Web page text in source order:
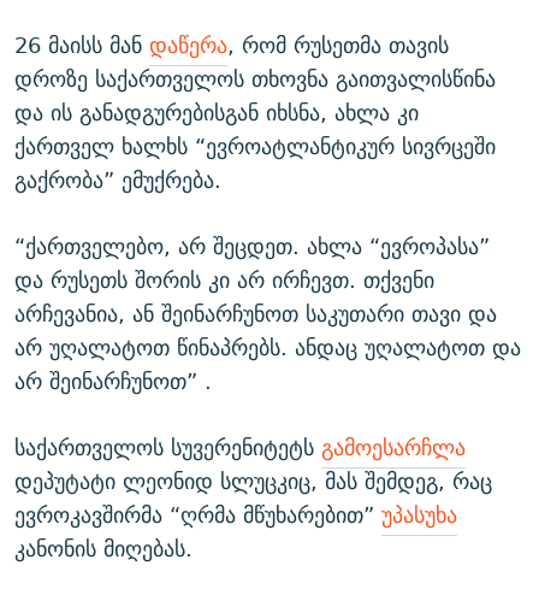
26 მაისს მანდაწერა, რომ რუსეთმა თავის
დროზე საქართველოს თხოვნა გაითვალისწინა
და ის განადგურებისგან იხსნა, ახლა კი
ქართველ ხალხს “ევროატლანტიკურ სივრცეში
გაქრობა” ემუქრება.
“ქართველებო, არ შეცდეთ. ახლა “ევროპასა”
და რუსეთს შორის კი არ ირჩევთ. თქვენი
არჩევანია, ან შეინარჩუნოთ საკუთარი თავი და
არ უღალატოთ წინაპრებს. ანდაც უღალატოთ და
არ შეინარჩუნოთ” .
საქართველოს სუვერენიტეტსგამოესარჩლა
დეპუტატი ლეონიდ სლუცკიც, მას შემდეგ, რაც
ევროკავშირმა “ღრმა მწუხარებით” უპასუხა
კანონის მიღებას.